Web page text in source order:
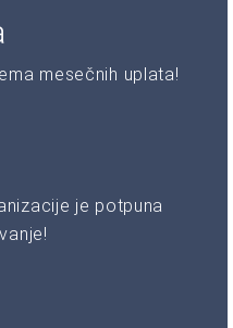
mesečnih uplata!
je potpuna